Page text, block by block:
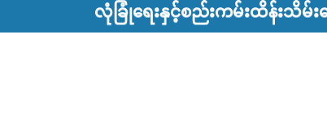
လုံခြုံရေးနှင့်စည်းကမ်းထိန်းသိမ်းရ